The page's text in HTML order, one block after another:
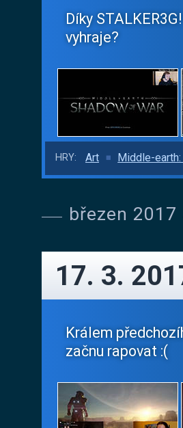
Díky
vyhraje?
HRY: Art Middle-
březen 2017
17. 3.
Králem
začnu rapovat :(